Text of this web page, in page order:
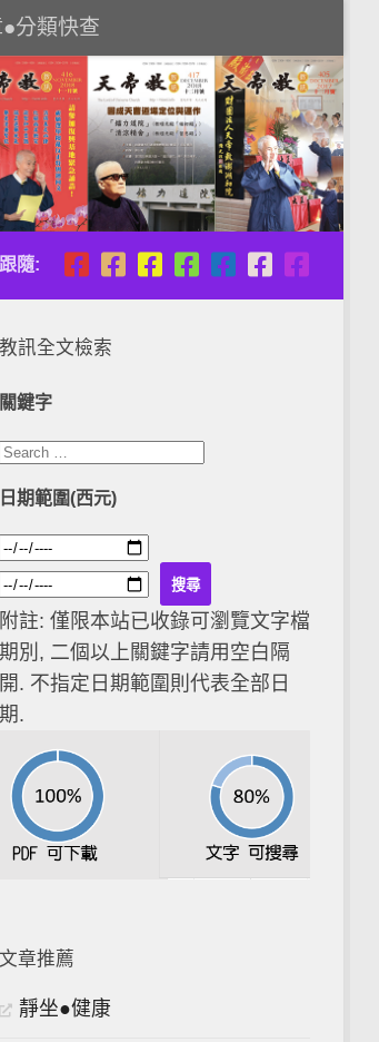
分類快查
跟隨:
教訊全文檢索
關鍵字
日期範圍(西元)
附註: 僅限本站已收錄可瀏覽文字檔
期別, 二個以上關鍵字請用空白隔
開. 不指定日期範圍則代表全部日
期.
文章推薦
靜坐●健康